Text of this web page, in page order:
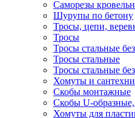
Саморезы
Шурупы по бетону
Тросы, цепи,
Тросы
Тросы стальные
Тросы стальные
Тросы стальные
Хомуты и
Скобы монтажные
Скобы U-
Хомуты для